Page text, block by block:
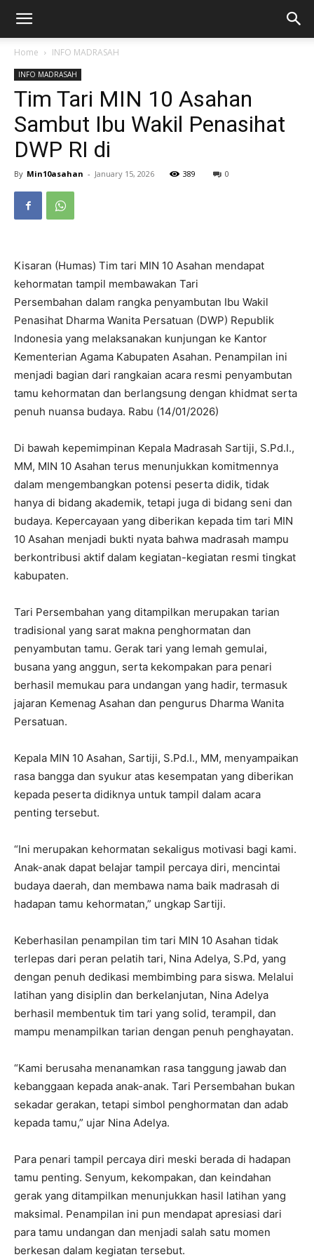
Home INFO MADRASAH
INFO MADRASAH
Tim Tari MIN 10 Asahan
Sambut Ibu Wakil Penasihat
DWP RI di
By Min10asahan - January 15, 2026 389 0
Kisaran (Humas) Tim tari MIN 10 Asahan mendapat
kehormatan tampil membawakan Tari
Persembahan dalam rangka penyambutan Ibu Wakil
Penasihat Dharma Wanita Persatuan (DWP) Republik
Indonesia yang melaksanakan kunjungan ke Kantor
Kementerian Agama Kabupaten Asahan. Penampilan ini
menjadi bagian dari rangkaian acara resmi penyambutan
tamu kehormatan dan berlangsung dengan khidmat serta
penuh nuansa budaya. Rabu (14/01/2026)
Di bawah kepemimpinan Kepala Madrasah Sartiji, S.Pd.I.,
MM, MIN 10 Asahan terus menunjukkan komitmennya
dalam mengembangkan potensi peserta didik, tidak
hanya di bidang akademik, tetapi juga di bidang seni dan
budaya. Kepercayaan yang diberikan kepada tim tari MIN
10 Asahan menjadi bukti nyata bahwa madrasah mampu
berkontribusi aktif dalam kegiatan-kegiatan resmi tingkat
kabupaten.
Tari Persembahan yang ditampilkan merupakan tarian
tradisional yang sarat makna penghormatan dan
penyambutan tamu. Gerak tari yang lemah gemulai,
busana yang anggun, serta kekompakan para penari
berhasil memukau para undangan yang hadir, termasuk
jajaran Kemenag Asahan dan pengurus Dharma Wanita
Persatuan.
Kepala MIN 10 Asahan, Sartiji, S.Pd.I., MM, menyampaikan
rasa bangga dan syukur atas kesempatan yang diberikan
kepada peserta didiknya untuk tampil dalam acara
penting tersebut.
“Ini merupakan kehormatan sekaligus motivasi bagi kami.
Anak-anak dapat belajar tampil percaya diri, mencintai
budaya daerah, dan membawa nama baik madrasah di
hadapan tamu kehormatan,” ungkap Sartiji.
Keberhasilan penampilan tim tari MIN 10 Asahan tidak
terlepas dari peran pelatih tari, Nina Adelya, S.Pd, yang
dengan penuh dedikasi membimbing para siswa. Melalui
latihan yang disiplin dan berkelanjutan, Nina Adelya
berhasil membentuk tim tari yang solid, terampil, dan
mampu menampilkan tarian dengan penuh penghayatan.
“Kami berusaha menanamkan rasa tanggung jawab dan
kebanggaan kepada anak-anak. Tari Persembahan bukan
sekadar gerakan, tetapi simbol penghormatan dan adab
kepada tamu,” ujar Nina Adelya.
Para penari tampil percaya diri meski berada di hadapan
tamu penting. Senyum, kekompakan, dan keindahan
gerak yang ditampilkan menunjukkan hasil latihan yang
maksimal. Penampilan ini pun mendapat apresiasi dari
para tamu undangan dan menjadi salah satu momen
berkesan dalam kegiatan tersebut.